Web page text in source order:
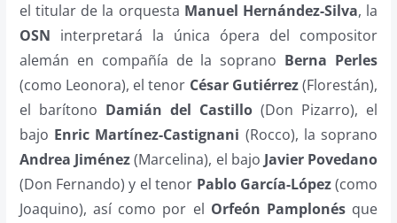
el titular de la orquesta Manuel Hernández-Silva, la
OSN interpretará la única ópera del compositor
alemán en compañía de la soprano Berna Perles
(como Leonora), el tenor César Gutiérrez(Florestán),
el barítono Damián del Castillo (Don Pizarro), el
bajo Enric Martínez-Castignani (Rocco), la soprano
Andrea Jiménez(Marcelina), el bajo Javier Povedano
(Don Fernando) y el tenor Pablo García-López(como
Joaquino), así como por el Orfeón Pamplonés que